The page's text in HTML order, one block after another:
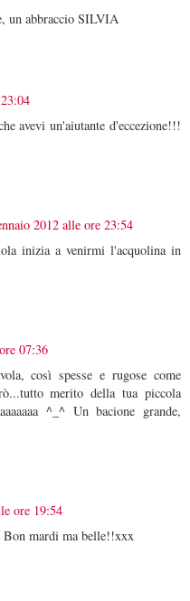
un abbraccio SILVIA
avevi un'aiutante d'eccezione!!!
2012 alle ore 23:54
inizia a venirmi l'acquolina in
07:36
così spesse e rugose come
merito della tua piccola
^_^ Un bacione grande,
ore 19:54
mardi ma belle!!xxx